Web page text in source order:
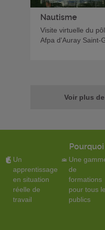
Nautisme
Visite virtuelle du
Afpa d'Auray Saint-
Voir plus
Un
apprentissage
en situation
réelle de
travail
Une
de
formations
pour tous
publics